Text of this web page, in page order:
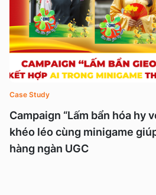
Campaign “Lấm bẩn hóa hy
khéo léo cùng minigame
hàng ngàn UGC
Case Study